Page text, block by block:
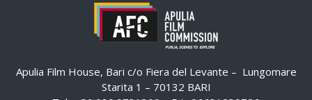
Apulia Film House, Bari c/o Fiera del Levante – Lungomare
Starita 1 – 70132 BARI